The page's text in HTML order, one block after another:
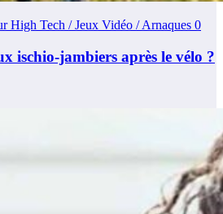
High Tech / Jeux Vidéo / Arnaques 0
ischio-jambiers après le vélo ?